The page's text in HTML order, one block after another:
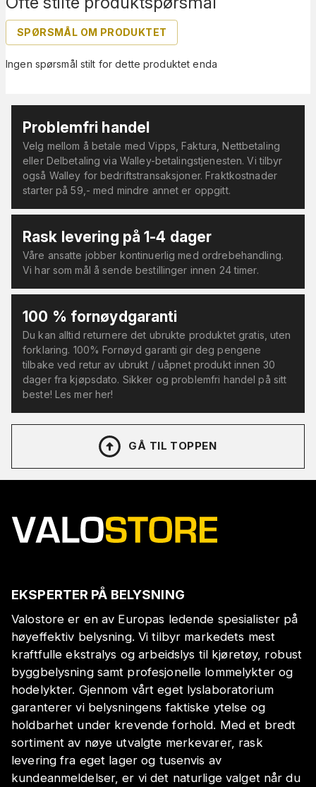
SPØRSMÅL OM PRODUKTET
Ingen spørsmål stilt for dette produktet enda
Problemfri handel
Velg mellom å betale med Vipps, Faktura, Nettbetaling
eller Delbetaling via Walley-betalingstjenesten. Vi tilbyr
også Walley for bedriftstransaksjoner. Fraktkostnader
starter på 59,- med mindre annet er oppgitt.
Rask levering på 1-4 dager
Våre ansatte jobber kontinuerlig med ordrebehandling.
Vi har som mål å sende bestillinger innen 24 timer.
100 % fornøydgaranti
Du kan alltid returnere det ubrukte produktet gratis, uten
forklaring. 100% Fornøyd garanti gir deg pengene
tilbake ved retur av ubrukt / uåpnet produkt innen 30
dager fra kjøpsdato. Sikker og problemfri handel på sitt
beste! Les mer her!
GÅ TIL TOPPEN
EKSPERTER PÅ BELYSNING
Valostore er en av Europas ledende spesialister på
høyeffektiv belysning. Vi tilbyr markedets mest
kraftfulle ekstralys og arbeidslys til kjøretøy, robust
byggbelysning samt profesjonelle lommelykter og
hodelykter. Gjennom vårt eget lyslaboratorium
garanterer vi belysningens faktiske ytelse og
holdbarhet under krevende forhold. Med et bredt
sortiment av nøye utvalgte merkevarer, rask
levering fra eget lager og tusenvis av
kundeanmeldelser, er vi det naturlige valget når du